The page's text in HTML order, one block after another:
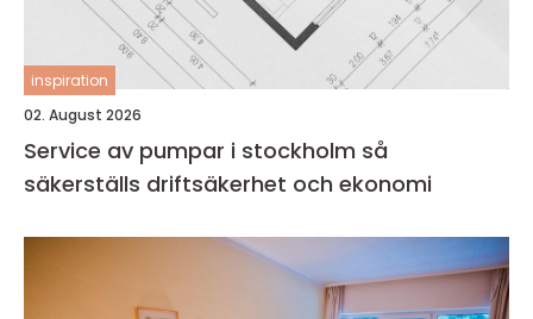
inspiration
02. August 2026
Service av pumpar i stockholm så
säkerställs driftsäkerhet och ekonomi